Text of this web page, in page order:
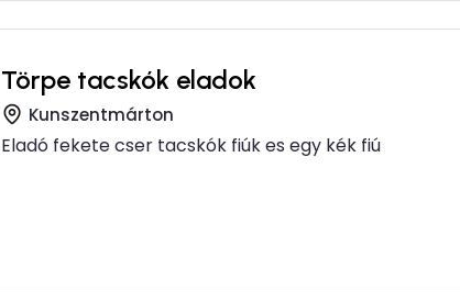
Törpe tacskók eladok
Kunszentmárton
Eladó fekete cser tacskók fiúk es egy kék fiú